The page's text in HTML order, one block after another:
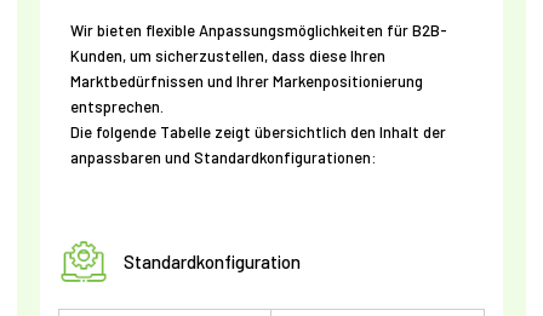
Wir bieten flexible Anpassungsmöglichkeiten für B2B-
Kunden, um sicherzustellen, dass diese Ihren
Marktbedürfnissen und Ihrer Markenpositionierung
entsprechen.
Die folgende Tabelle zeigt übersichtlich den Inhalt der
anpassbaren und Standardkonfigurationen:
Standardkonfiguration